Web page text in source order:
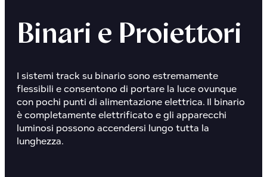
Binari e Proiettori
I sistemi track su binario sono estremamente
flessibili e consentono di portare la luce ovunque
con pochi punti di alimentazione elettrica. Il binario
è completamente elettrificato e gli apparecchi
luminosi possono accendersi lungo tutta la
lunghezza.